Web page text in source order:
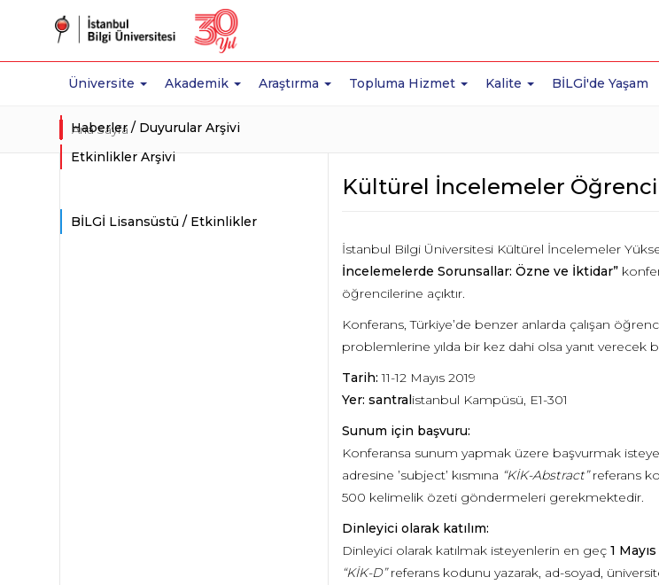
Üniversite Akademik Araştırma Topluma Hizmet Kalite BİLGİ'de Yaşam
Ana Sayfa
Haberler / Duyurular Arşivi
Etkinlikler Arşivi
BİLGİ Lisansüstü / Etkinlikler
Kültürel İncelemeler Öğrenci
İstanbul Bilgi Üniversitesi Kültürel İncelemeler
İncelemelerde Sorunsallar: Özne ve İktidar”
öğrencilerine açıktır.
Konferans, Türkiye’de benzer anlarda çalışan
problemlerine yılda bir kez dahi olsa yanıt verecek
Tarih:11-12 Mayıs 2019
Yer: santralistanbul Kampüsü, E1-301
Sunum için başvuru:
Konferansa sunum yapmak üzere başvurmak
adresine ’subject’ kısmına “KİK-Abstract”referans
500 kelimelik özeti göndermeleri gerekmektedir.
Dinleyici olarak katılım:
Dinleyici olarak katılmak isteyenlerin en geç 1
“KİK-D”referans kodunu yazarak, ad-soyad,